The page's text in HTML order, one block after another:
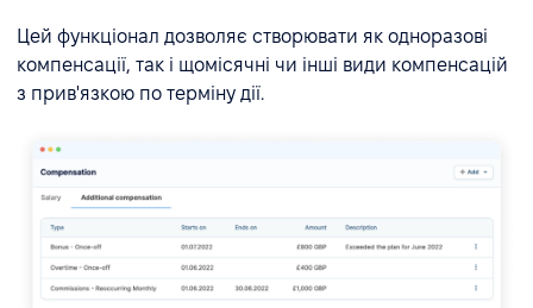
Цей функціонал дозволяє створювати як одноразові
компенсації, так і щомісячні чи інші види компенсацій
з прив'язкою по терміну дії.